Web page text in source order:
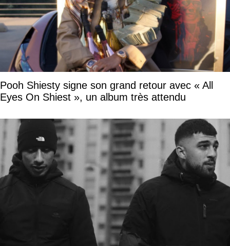
Pooh Shiesty signe son grand retour avec « All
Eyes On Shiest », un album très attendu